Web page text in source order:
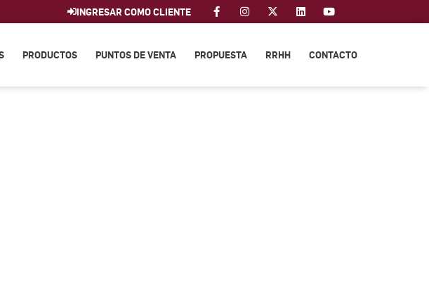
INGRESAR COMO CLIENTE
PRODUCTOS PUNTOS DE VENTA PROPUESTA RRHH CONTACTO